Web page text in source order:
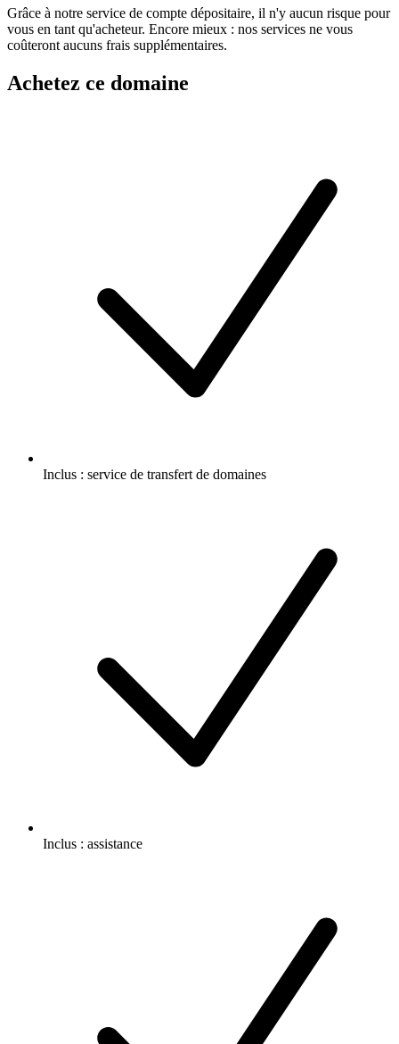
Grâce à notre service de compte dépositaire, il n'y aucun risque pour
vous en tant qu'acheteur. Encore mieux : nos services ne vous
coûteront aucuns frais supplémentaires.
Achetez ce domaine
Inclus : service de transfert de domaines
Inclus : assistance